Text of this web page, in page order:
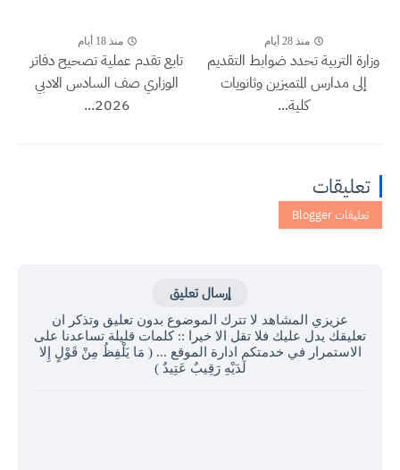
منذ 28 أيام
وزارة التربية تحدد ضوابط التقديم
إلى مدارس المتميزين وثانويات
كلية...
منذ 18 أيام
تابع تقدم عملية تصحيح دفاتر
الوزاري صف السادس الادبي
2026...
تعليقات
إرسال تعليق
عزيزي المشاهد لا تترك الموضوع بدون تعليق وتذكر ان
تعليقك يدل عليك فلا تقل الا خيرا :: كلمات قليلة تساعدنا على
الاستمرار في خدمتكم ادارة الموقع ... ( مَا يَلْفِظُ مِنْ قَوْلٍ إِلا
لَدَيْهِ رَقِيبٌ عَتِيدٌ )